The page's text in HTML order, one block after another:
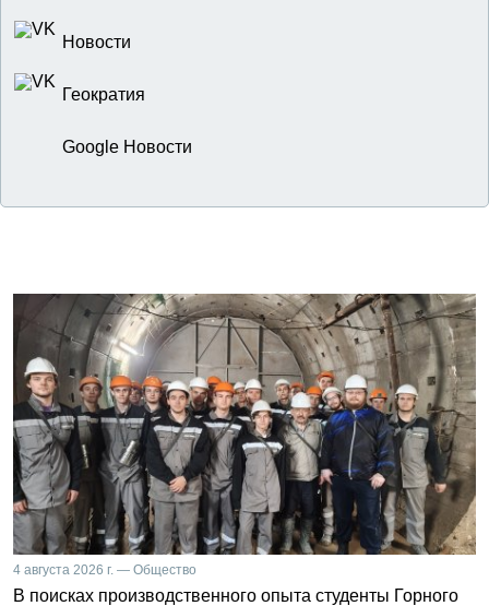
Новости
Геократия
Google Новости
4 августа 2026 г. — Общество
В поисках производственного опыта студенты Горного